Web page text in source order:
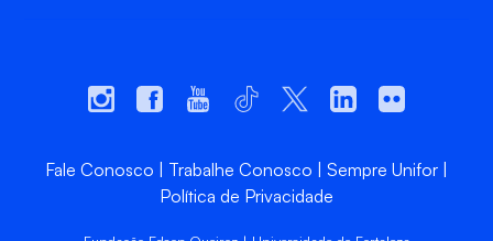
Fale Conosco Trabalhe Conosco
Sempre Unifor
Política de Privacidade